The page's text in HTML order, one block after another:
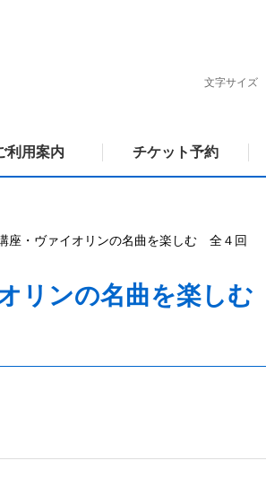
文字サイズ
利用案内 チケット予約
座・ヴァイオリンの名曲を楽しむ 全４回
リンの名曲を楽しむ